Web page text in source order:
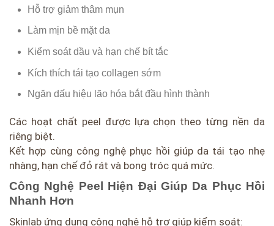
Hỗ trợ giảm thâm mụn
Làm mịn bề mặt da
Kiểm soát dầu và hạn chế bít tắc
Kích thích tái tạo collagen sớm
Ngăn dấu hiệu lão hóa bắt đầu hình thành
Các hoạt chất peel được lựa chọn theo từng nền da
riêng biệt.
Kết hợp cùng công nghệ phục hồi giúp da tái tạo nhẹ
nhàng, hạn chế đỏ rát và bong tróc quá mức.
Công Nghệ Peel Hiện Đại Giúp Da Phục Hồi
Nhanh Hơn
Skinlab ứng dụng công nghệ hỗ trợ giúp kiểm soát: